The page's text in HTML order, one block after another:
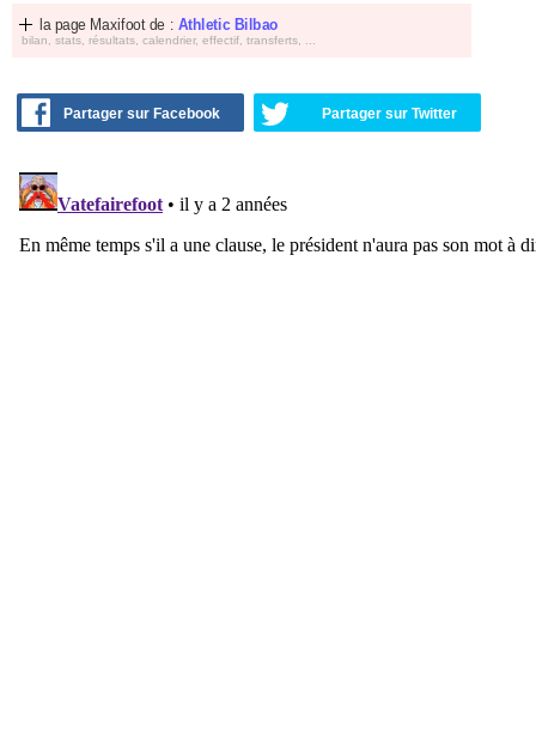
la page Maxifoot de : Athletic Bilbao
bilan, stats, résultats, calendrier, effectif, transferts, ...
Partager sur Facebook Partager sur Twitter